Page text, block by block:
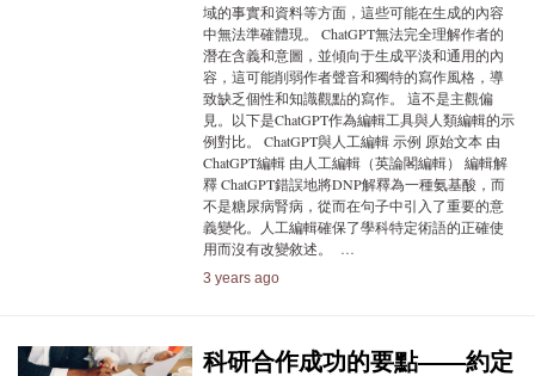
域的事實和資料等方面，這些可能在生成的內容
中無法準確體現。 ChatGPT無法完全理解作者的
潛在含義和意圖，並傾向于生成平淡和通用的內
容，這可能削弱作者聲音和獨特的寫作風格，導
致缺乏個性和知識觀點的寫作。 這不是主觀偏
見。以下是ChatGPT作為編輯工具與人類編輯的示
例對比。 ChatGPT與人工編輯 示例 原始文本 由
ChatGPT編輯 由人工編輯（英論閣編輯） 編輯解
釋 ChatGPT錯誤地將DNP解釋為一種氨基酸，而
不是糖尿病腎病，從而在句子中引入了重要的意
義變化。人工編輯確保了學科特定術語的正確使
用而沒有改變敘述。 …
3 years ago
科研合作成功的要點——約定